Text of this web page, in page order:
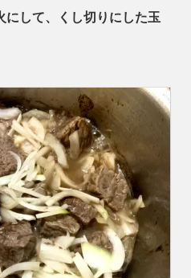
にして、くし切りにした玉